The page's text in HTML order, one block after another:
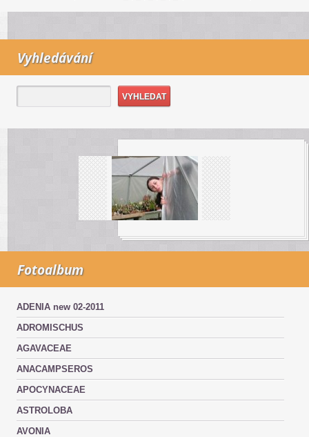
Vyhledávání
Fotoalbum
ADENIA new 02-2011
ADROMISCHUS
AGAVACEAE
ANACAMPSEROS
APOCYNACEAE
ASTROLOBA
AVONIA